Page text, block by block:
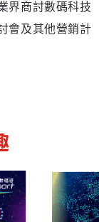
界商討數碼科技
會及其他營銷計